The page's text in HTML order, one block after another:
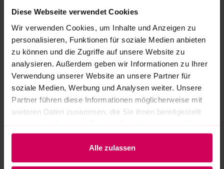
Diese Webseite verwendet Cookies
Wir verwenden Cookies, um Inhalte und Anzeigen zu
personalisieren, Funktionen für soziale Medien anbieten
zu können und die Zugriffe auf unsere Website zu
analysieren. Außerdem geben wir Informationen zu Ihrer
Verwendung unserer Website an unsere Partner für
soziale Medien, Werbung und Analysen weiter. Unsere
Partner führen diese Informationen möglicherweise mit
weiteren Daten zusammen, die Sie ihnen bereitgestellt
gesammelt haben.
Alle zulassen
Bikeleasing
Angepasster Gehörschutz
Bildschirmarbeitsplatzbrille
Ergonomische Arbeitsplätze
Betriebsarzt